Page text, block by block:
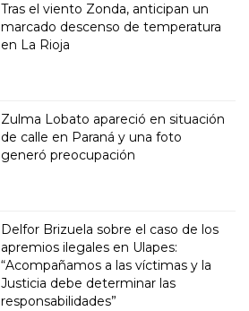
Tras el viento Zonda, anticipan un
marcado descenso de temperatura
en La Rioja
Zulma Lobato apareció en situación
de calle en Paraná y una foto
generó preocupación
Delfor Brizuela sobre el caso de los
apremios ilegales en Ulapes:
“Acompañamos a las víctimas y la
Justicia debe determinar las
responsabilidades”